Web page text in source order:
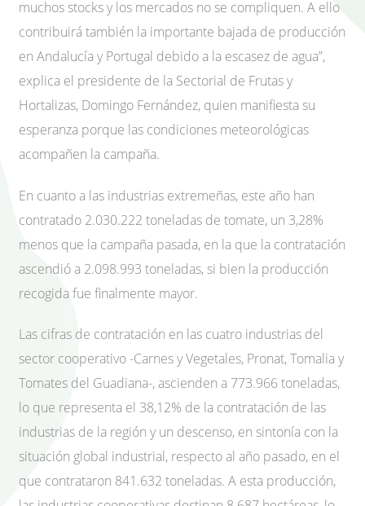
muchos stocks y los mercados no se compliquen. A ello
contribuirá también la importante bajada de producción
en Andalucía y Portugal debido a la escasez de agua”,
explica el presidente de la Sectorial de Frutas y
Hortalizas, Domingo Fernández, quien manifiesta su
esperanza porque las condiciones meteorológicas
acompañen la campaña.
En cuanto a las industrias extremeñas, este año han
contratado 2.030.222 toneladas de tomate, un 3,28%
menos que la campaña pasada, en la que la contratación
ascendió a 2.098.993 toneladas, si bien la producción
recogida fue finalmente mayor.
Las cifras de contratación en las cuatro industrias del
sector cooperativo -Carnes y Vegetales, Pronat, Tomalia y
Tomates del Guadiana-, ascienden a 773.966 toneladas,
lo que representa el 38,12% de la contratación de las
industrias de la región y un descenso, en sintonía con la
situación global industrial, respecto al año pasado, en el
que contrataron 841.632 toneladas. A esta producción,